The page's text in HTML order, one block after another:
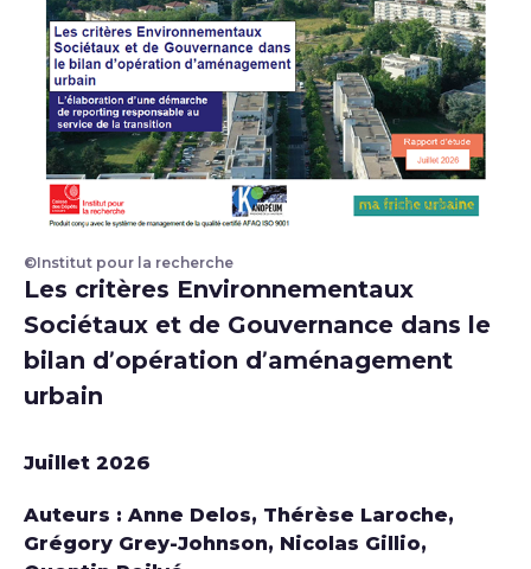
Couverture du rapport Les critères
©Institut pour la recherche
Les critères Environnementaux
Sociétaux et de Gouvernance dans le
bilan d’opération d’aménagement
urbain
Juillet 2026
Auteurs : Anne Delos, Thérèse Laroche,
Grégory Grey-Johnson, Nicolas Gillio,